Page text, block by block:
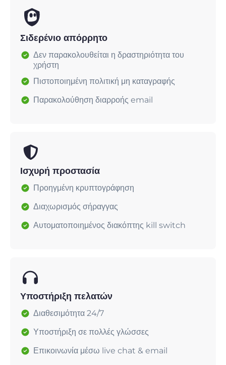
Σιδερένιο απόρρητο
Δεν παρακολουθείται η δραστηριότητα του
χρήστη
Πιστοποιημένη πολιτική μη καταγραφής
Παρακολούθηση διαρροής email
Ισχυρή προστασία
Προηγμένη κρυπτογράφηση
Διαχωρισμός σήραγγας
Αυτοματοποιημένος διακόπτης kill switch
Υποστήριξη πελατών
Διαθεσιμότητα 24/7
Υποστήριξη σε πολλές γλώσσες
Επικοινωνία μέσω live chat & email